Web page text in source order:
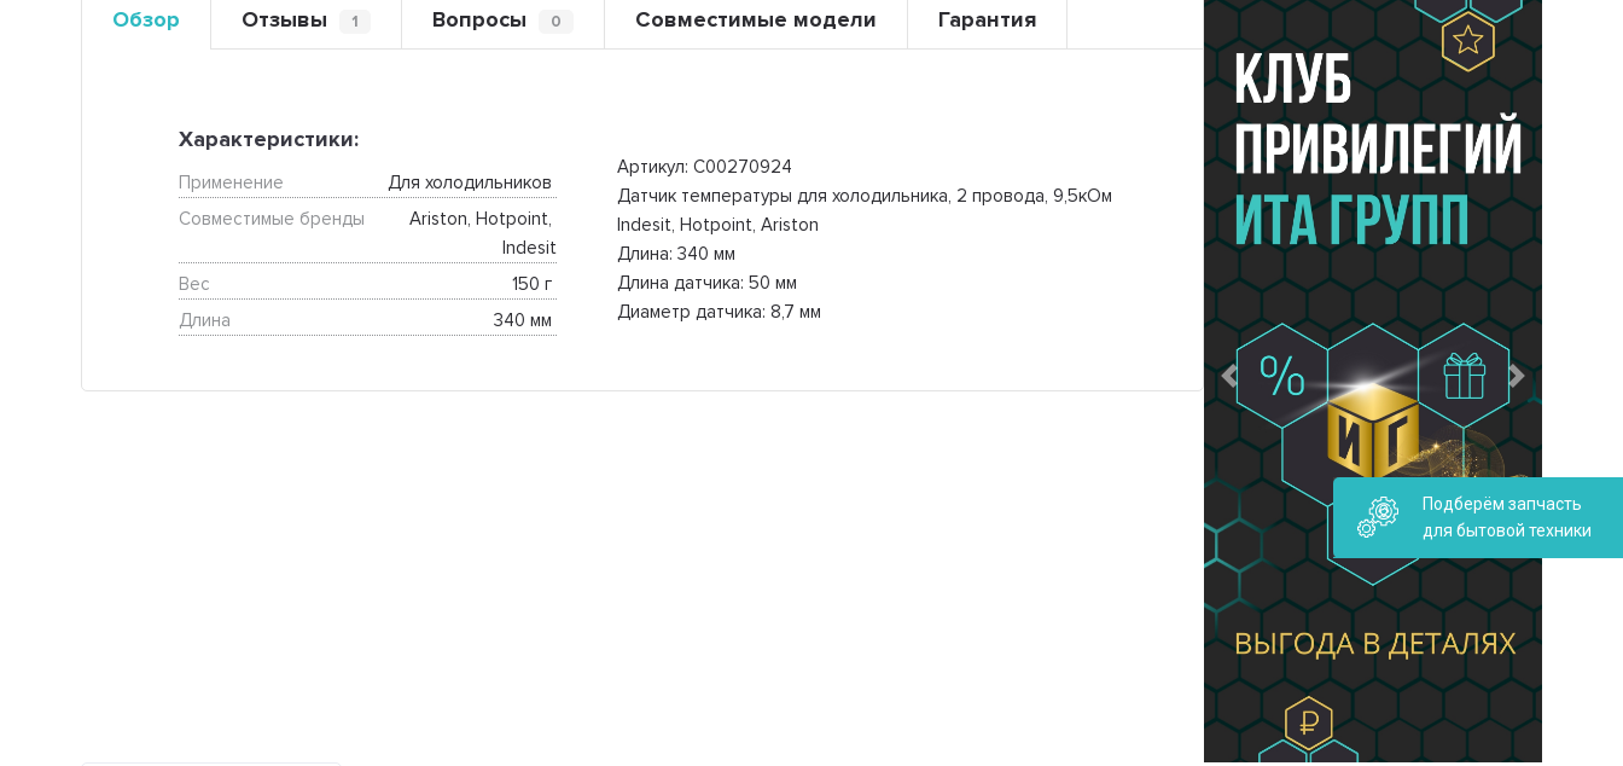
Обзор Отзывы 1 Вопросы 0 Совместимые модели Гарантия
Артикул: C00270924
Датчик температуры для холодильника, 2 провода, 9,5кОм
Indesit, Hotpoint, Ariston
Длина: 340 мм
Длина датчика: 50 мм
Диаметр датчика: 8,7 мм
Характеристики:
Применение
Для холодильников
Совместимые бренды
Ariston, Hotpoint,
Indesit
Вес
150 г
Длина
340 мм
Предыдущий Следующий
Подберём запчасть
для бытовой техники